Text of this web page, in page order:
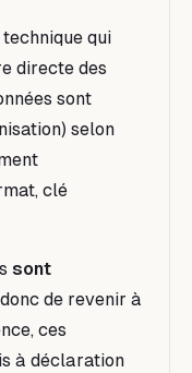
qui
directe des
sont
selon
clé
sont
de revenir à
ces
à déclaration